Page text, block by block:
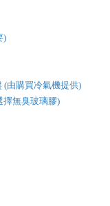
)
(由購買冷氣機提供)
擇無臭玻璃膠)